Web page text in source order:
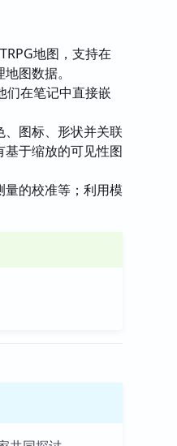
地图，支持在
图数据。
们在笔记中直接嵌
图标、形状并关联
于缩放的可见性图
量的校准等；利用模